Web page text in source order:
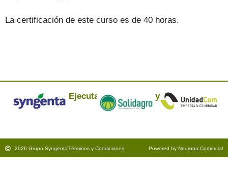
La certificación de este curso es de 40 horas.
Ejecuta: y
2026 Grupo SyngentaTérminos y Condiciones Powered by Neurona Comercial